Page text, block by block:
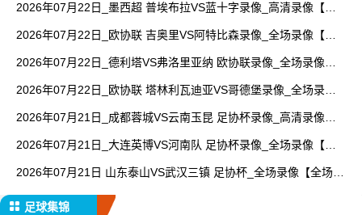
2026年07月22日_墨西超 普埃布拉VS蓝十字录像_高清录像【全
2026年07月22日_欧协联 吉奥里VS阿特比森录像_全场录像【全
2026年07月22日_德利塔VS弗洛里亚纳 欧协联录像_全场录像
2026年07月22日_欧协联 塔林利瓦迪亚VS哥德堡录像_全场录像
2026年07月21日_成都蓉城VS云南玉昆 足协杯录像_高清录像
2026年07月21日_大连英博VS河南队 足协杯录像_全场录像【视
2026年07月21日 山东泰山VS武汉三镇 足协杯_全场录像【全场回
足球集锦